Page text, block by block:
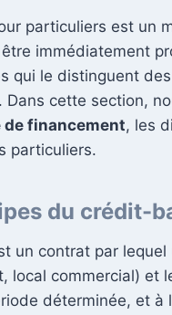
particuliers est un
être immédiatement
qui le distinguent
Dans cette section,
financement, les
particuliers.
du crédit-
un contrat par
local commercial) et
déterminée, et